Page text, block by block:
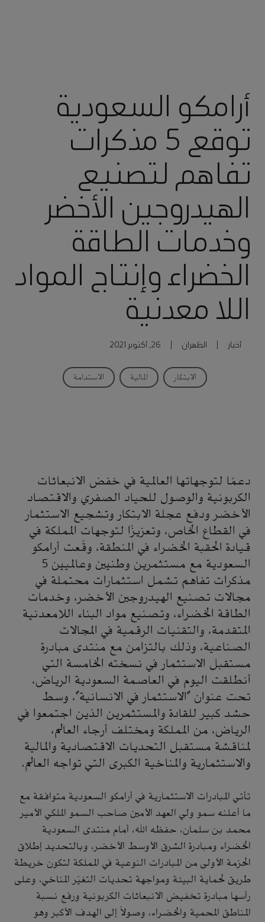
أرامكو السعودية
توقع 5 مذكرات
تفاهم لتصنيع
الهيدروجين الأخضر
وخدمات الطاقة
الخضراء وإنتاج المواد
اللا معدنية
أخبار الظهران 26, أكتوبر 2021
الابتكار المالية الاستدامة
دعمًا لتوجهاتها العالمية في خفض الانبعاثات
الكربونية والوصول للحياد الصفري والاقتصاد
الأخضر ودفع عجلة الابتكار وتشجيع الاستثمار
في القطاع الخاص، وتعزيزًا لتوجهات المملكة في
قيادة الحقبة الخضراء في المنطقة، وقّعت أرامكو
السعودية مع مستثمرين وطنيين وعالميين 5
مذكرات تفاهم تشمل استثمارات محتملة في
مجالات تصنيع الهيدروجين الأخضر، وخدمات
الطاقة الخضراء، وتصنيع مواد البناء اللامعدنية
المتقدمة، والتقنيات الرقمية في المجالات
الصناعية، وذلك بالتزامن مع منتدى مبادرة
مستقبل الاستثمار في نسخته الخامسة التي
أنطلقت اليوم في العاصمة السعودية الرياض،
تحت عنوان "الاستثمار في الانسانية"، وسط
حشد كبير للقادة والمستثمرين الذين اجتمعوا في
الرياض، من المملكة ومختلف أرجاء العالم،
لمناقشة مستقبل التحديات الاقتصادية والمالية
والاستثمارية والمناخية الكبرى التي تواجه العالم.
تأتي المبادرات الاستثمارية في أرامكو السعودية متوافقة مع
ما أعلنه سمو ولي العهد الأمين صاحب السمو الملكي الأمير
محمد بن سلمان، حفظه الله، أمام منتدى السعودية
الخضراء ومبادرة الشرق الأوسط الأخضر، وبالتحديد إطلاق
الحزمة الأولى من المبادرات النوعية في المملكة لتكون خريطة
طريق لحماية البيئة ومواجهة تحديات التغيّر المناخي، وعلى
رأسها مبادرة تخفيض الانبعاثات الكربونية ورفع نسبة
المناطق المحمية والخضراء، وصولاً إلى الهدف الأكبر وهو